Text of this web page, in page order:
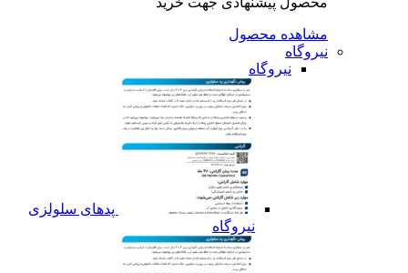
مشاهده محصول
نیروگاه
نیروگاه
پدهای سلولزی
نیروگاه